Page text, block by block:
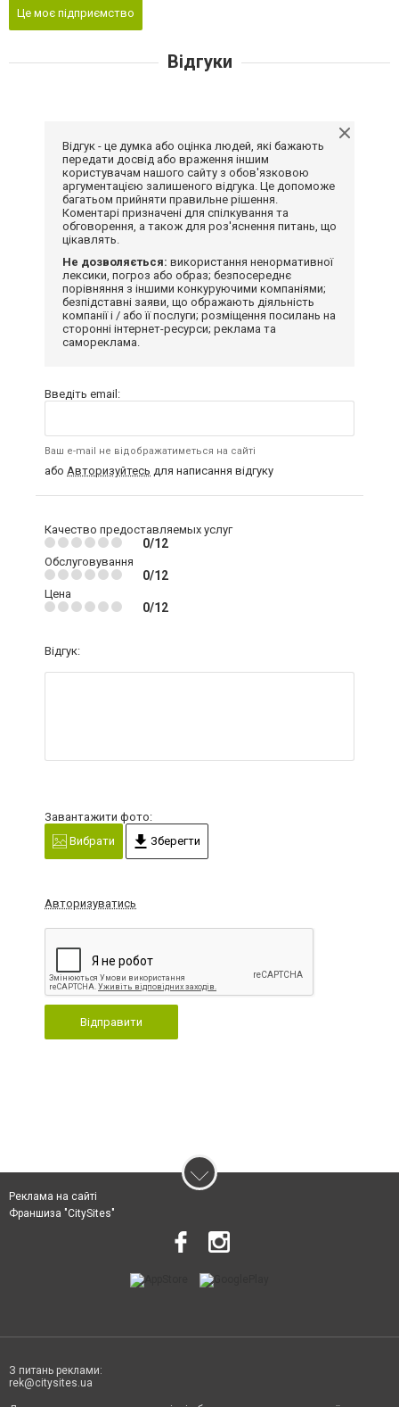
Це моє підприємство
Відгуки
Відгук - це думка або оцінка людей, які бажають
передати досвід або враження іншим
користувачам нашого сайту з обов'язковою
аргументацією залишеного відгука. Це допоможе
багатьом прийняти правильне рішення.
Коментарі призначені для спілкування та
обговорення, а також для роз'яснення питань, що
цікавлять.
Не дозволяється: використання ненормативної
лексики, погроз або образ; безпосереднє
порівняння з іншими конкуруючими компаніями;
безпідставні заяви, що ображають діяльність
компанії і / або її послуги; розміщення посилань на
сторонні інтернет-ресурси; реклама та
самореклама.
Введіть email:
Ваш e-mail не відображатиметься на сайті
або Авторизуйтесь для написання відгуку
Качество предоставляемых услуг
0/12
Обслуговування
0/12
Цена
0/12
Відгук:
Завантажити фото:
Вибрати
Зберегти
Авторизуватись
Відправити
Реклама на сайті
Франшиза "CitySites"
З питань реклами:
rek@citysites.ua